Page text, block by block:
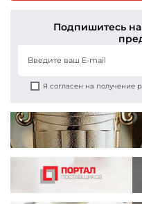
Подпишитесь
Я согласен на получение